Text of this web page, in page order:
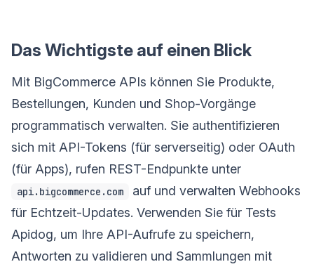
Das Wichtigste auf einen Blick
Mit BigCommerce APIs können Sie Produkte,
Bestellungen, Kunden und Shop-Vorgänge
programmatisch verwalten. Sie authentifizieren
sich mit API-Tokens (für serverseitig) oder OAuth
(für Apps), rufen REST-Endpunkte unter
api.bigcommerce.com
auf und verwalten Webhooks
für Echtzeit-Updates. Verwenden Sie für Tests
Apidog, um Ihre API-Aufrufe zu speichern,
Antworten zu validieren und Sammlungen mit